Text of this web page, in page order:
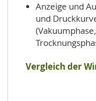
Anzeige und
und
Vergleich der